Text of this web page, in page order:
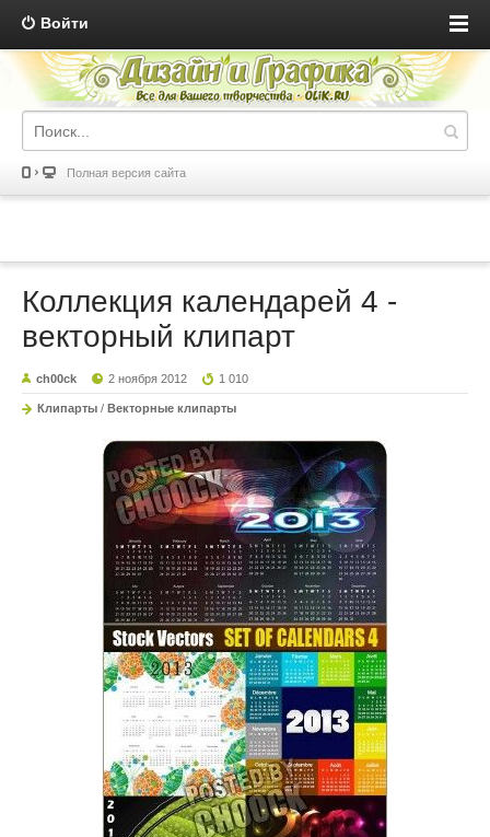
Войти
Полная версия сайта
Коллекция календарей 4 -
векторный клипарт
ch00ck 2 ноября 2012 1 010
Клипарты / Векторные клипарты